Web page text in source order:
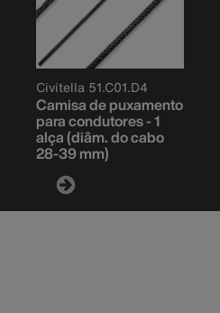
Civitella 51.C01.D4
Camisa de puxamento
para condutores - 1
alça (diâm. do cabo
28-39 mm)